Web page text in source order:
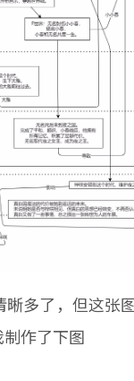
多了，但这张
作了下图